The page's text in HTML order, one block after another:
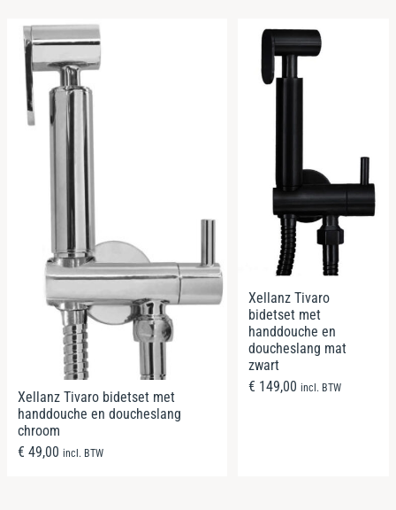
Xellanz Tivaro bidetset met
handdouche en doucheslang
chroom
€ 49,00 incl. BTW
Xellanz Tivaro
bidetset met
handdouche en
doucheslang mat
zwart
€ 149,00 incl. BTW